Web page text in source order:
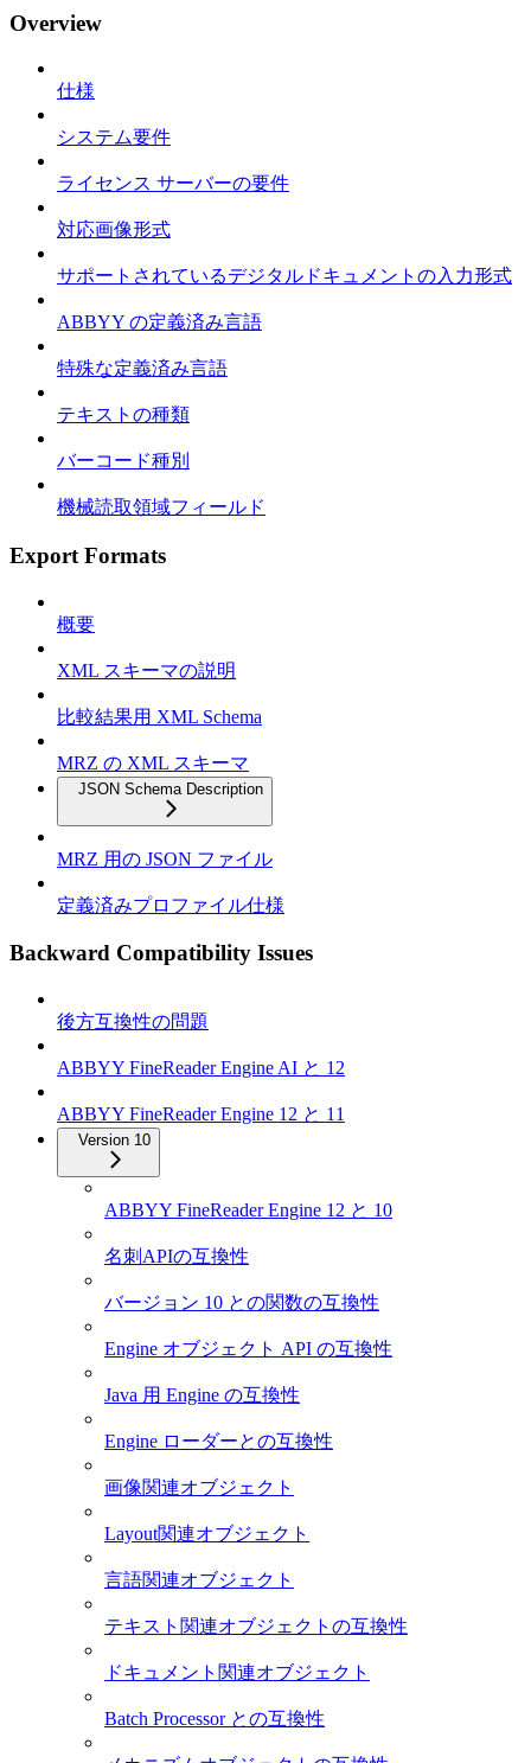
Overview
仕様
システム要件
ライセンス サーバーの要件
対応画像形式
サポートされているデジタルドキュメントの入力形式
ABBYY の定義済み言語
特殊な定義済み言語
テキストの種類
バーコード種別
機械読取領域フィールド
Export Formats
概要
XML スキーマの説明
比較結果用 XML Schema
MRZ の XML スキーマ
JSON Schema Description
MRZ 用の JSON ファイル
定義済みプロファイル仕様
Backward Compatibility Issues
後方互換性の問題
ABBYY FineReader Engine AI と 12
ABBYY FineReader Engine 12 と 11
Version 10
ABBYY FineReader Engine 12 と 10
名刺APIの互換性
バージョン 10 との関数の互換性
Engine オブジェクト API の互換性
Java 用 Engine の互換性
Engine ローダーとの互換性
画像関連オブジェクト
Layout関連オブジェクト
言語関連オブジェクト
テキスト関連オブジェクトの互換性
ドキュメント関連オブジェクト
Batch Processor との互換性